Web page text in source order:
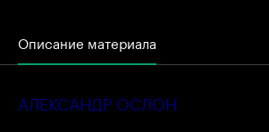
Описание материала
АЛЕКСАНДР ОСЛОН